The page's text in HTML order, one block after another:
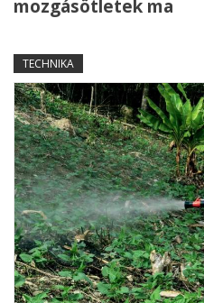
mozgásötletek ma
TECHNIKA